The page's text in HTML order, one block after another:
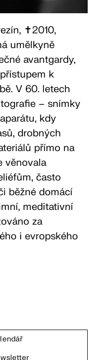
✝2010,
umělkyně
avantgardy,
k
V 60. letech
– snímky
kdy
drobných
přímo na
věnovala
často
běžné domácí
meditativní
za
i evropského